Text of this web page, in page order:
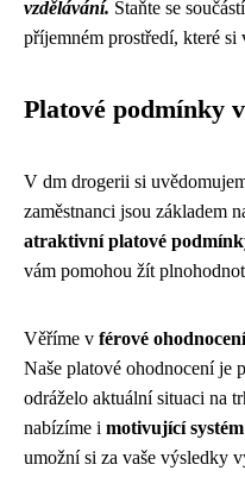
vzdělávání. Staňte se
příjemném prostředí, které si
Platové podmínky
V dm drogerii si
zaměstnanci jsou základem
atraktivní platové
vám pomohou žít
Věříme v férové ohodnocení
Naše platové ohodnocení je
odráželo aktuální situaci na
nabízíme i motivující
umožní si za vaše výsledky